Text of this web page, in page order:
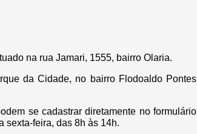
na rua Jamari, 1555, bairro Olaria.
da Cidade, no bairro Flodoaldo Pontes
se cadastrar diretamente no formulário
sexta-feira, das 8h às 14h.